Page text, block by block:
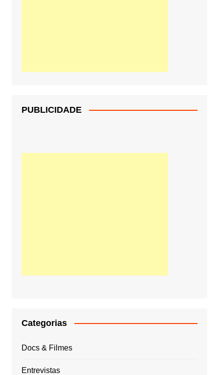
PUBLICIDADE
Categorias
Docs & Filmes
Entrevistas